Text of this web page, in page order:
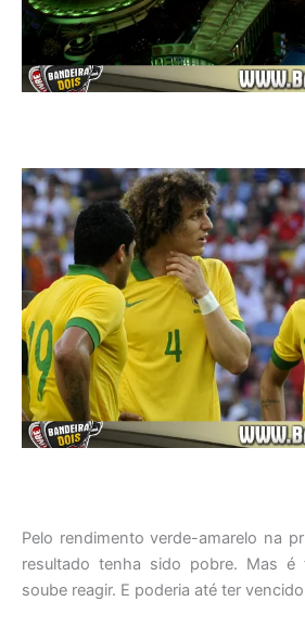
Pelo rendimento verde-amarelo na
resultado tenha sido pobre. Mas é
soube reagir. E poderia até ter